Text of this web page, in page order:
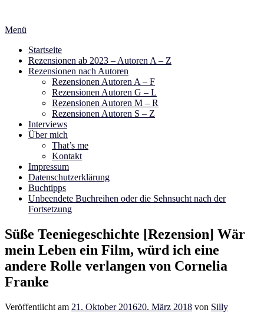
springen
Menü
Startseite
Rezensionen ab 2023 – Autoren A – Z
Rezensionen nach Autoren
Rezensionen Autoren A – F
Rezensionen Autoren G – L
Rezensionen Autoren M – R
Rezensionen Autoren S – Z
Interviews
Über mich
That’s me
Kontakt
Impressum
Datenschutzerklärung
Buchtipps
Unbeendete Buchreihen oder die Sehnsucht nach der
Fortsetzung
Süße Teeniegeschichte [Rezension] Wär
mein Leben ein Film, würd ich eine
andere Rolle verlangen von Cornelia
Franke
Veröffentlicht am 21. Oktober 201620. März 2018 von Silly